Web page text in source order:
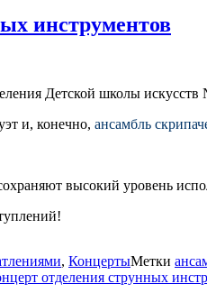
инструментов
Детской школы
и, конечно, ансамбль
высокий уровень
, КонцертыМетки
отделения струнных